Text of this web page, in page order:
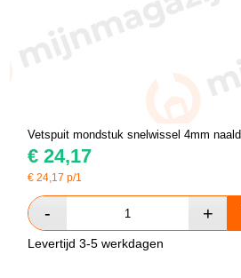
Vetspuit mondstuk snelwissel 4mm naald
€ 24,17
€24,17 p/1
Levertijd 3-5 werkdagen